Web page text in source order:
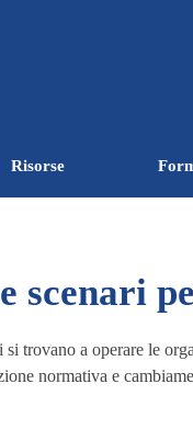
▼
Risorse
scenari
si trovano a operare le
normativa e